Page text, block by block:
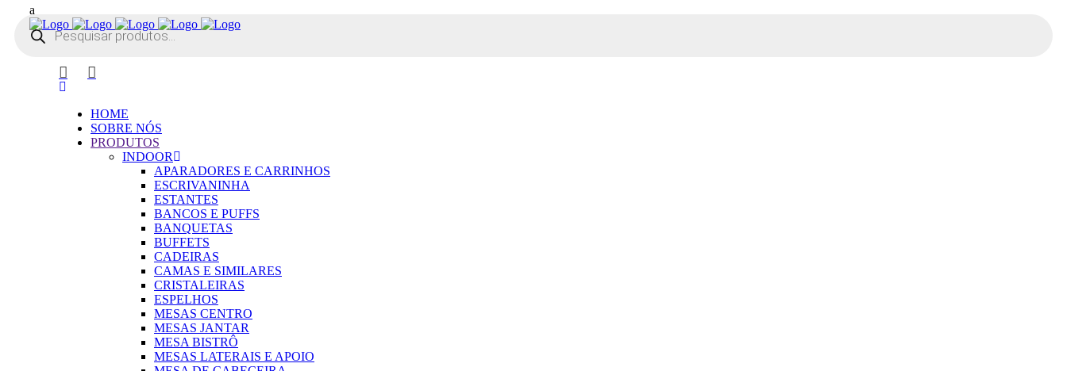
Pesquisar
produtos
HOME
SOBRE NÓS
PRODUTOS
INDOOR
APARADORES E CARRINHOS
ESCRIVANINHA
ESTANTES
BANCOS E PUFFS
BANQUETAS
BUFFETS
CADEIRAS
CAMAS E SIMILARES
CRISTALEIRAS
ESPELHOS
MESAS CENTRO
MESAS JANTAR
MESA BISTRÔ
MESAS LATERAIS E APOIO